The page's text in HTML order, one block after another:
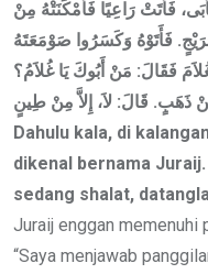
فَأَتَتْ رَاعِيًا فَأَمْكَنَتْهُ مِنْ
فَأَتَوْهُ وَكَسَرُوا صَوْمَعَتَهُ
فَقَالَ: مَنْ أَبُوكَ يَا غُلاَمُ؟
ذَهَبٍ. قَالَ: لاَ، إِلاَّ مِنْ طِينٍ
Dahulu kala, di
dikenal bernama
sedang shalat,
Juraij enggan memenuhi
“Saya menjawab